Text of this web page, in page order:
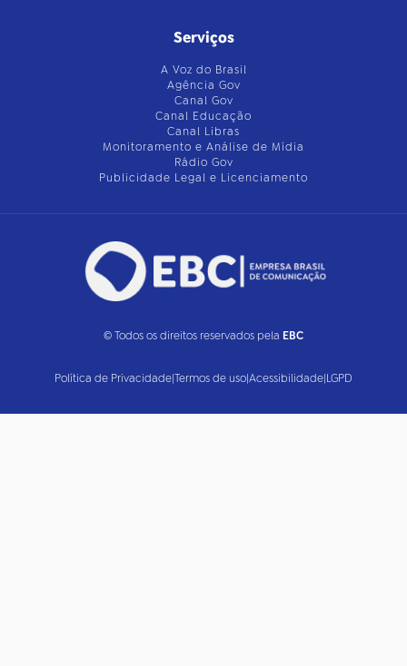
Serviços
A Voz do Brasil
Agência Gov
Canal Gov
Canal Educação
Canal Libras
Monitoramento e Análise de Mídia
Rádio Gov
Publicidade Legal e Licenciamento
© Todos os direitos reservados pela EBC
Política de Privacidade|Termos de uso|Acessibilidade|LGPD